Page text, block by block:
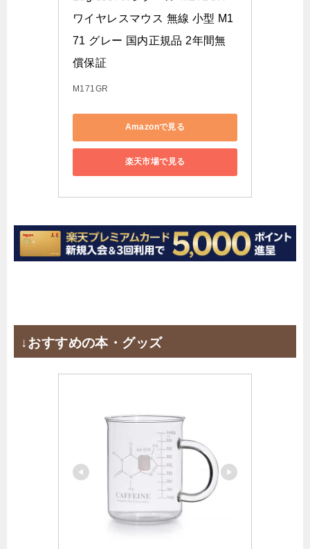
ワイヤレスマウス 無線 小型 M1
71 グレー 国内正規品 2年間無
償保証
M171GR
Amazonで見る
楽天市場で見る
↓おすすめの本・グッズ